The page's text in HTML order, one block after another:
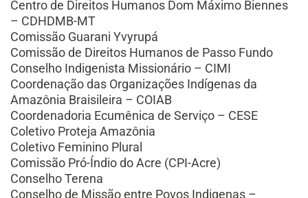
Centro de Direitos Humanos Dom Máximo Biennes
– CDHDMB-MT
Comissão Guarani Yvyrupá
Comissão de Direitos Humanos de Passo Fundo
Conselho Indigenista Missionário – CIMI
Coordenação das Organizações Indígenas da
Amazônia Braisileira – COIAB
Coordenadoria Ecumênica de Serviço – CESE
Coletivo Proteja Amazônia
Coletivo Feminino Plural
Comissão Pró-Índio do Acre (CPI-Acre)
Conselho Terena
Conselho de Missão entre Povos Indigenas –